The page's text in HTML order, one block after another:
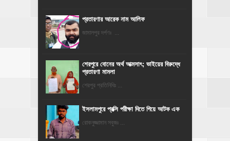
প্রতারণার আরেক নাম আলিফ
জামালপুর দর্পণঃ ...
শেরপুরে বোনের অর্থ আত্মসাৎ; ভাইয়ের বিরুদ্ধে
প্রতারণা মামলা
শেরপুর প্রতিনিধিঃ ...
ইসলামপুরে প্রক্সি পরীক্ষা দিতে গিয়ে আটক এক
রোকনুজ্জামান সবুজঃ ...